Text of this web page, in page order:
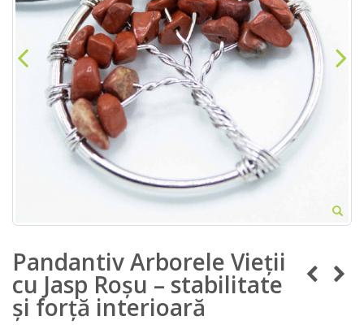
Pandantiv Arborele Vieții
cu Jasp Roșu – stabilitate
și forță interioară